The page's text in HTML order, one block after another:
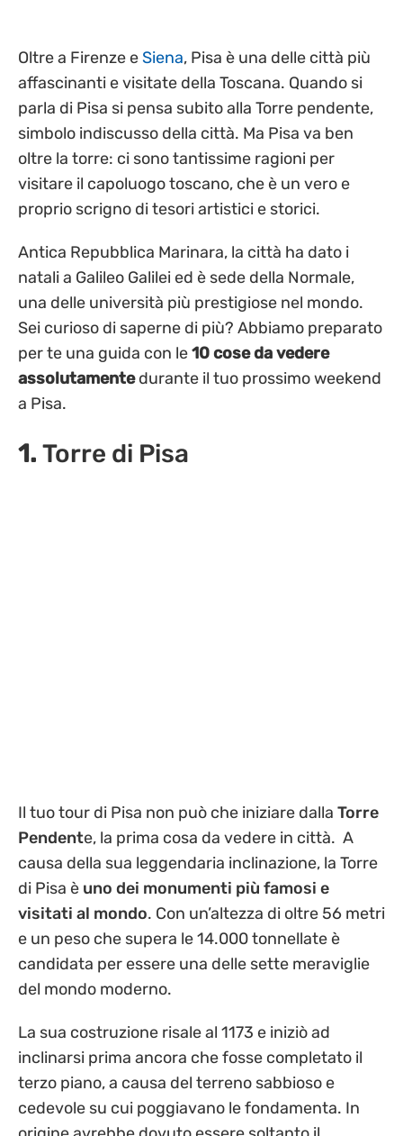
Oltre a Firenze eSiena, Pisa è una delle città più
affascinanti e visitate della Toscana. Quando si
parla di Pisa si pensa subito alla Torre pendente,
simbolo indiscusso della città. Ma Pisa va ben
oltre la torre: ci sono tantissime ragioni per
visitare il capoluogo toscano, che è un vero e
proprio scrigno di tesori artistici e storici.
Antica Repubblica Marinara, la città ha dato i
natali a Galileo Galilei ed è sede della Normale,
una delle università più prestigiose nel mondo.
Sei curioso di saperne di più? Abbiamo preparato
per te una guida con le10 cose da vedere
assolutamentedurante il tuo prossimo weekend
a Pisa.
1. Torre di Pisa
Il tuo tour di Pisa non può che iniziare dalla Torre
Pendente, la prima cosa da vedere in città. A
causa della sua leggendaria inclinazione, la Torre
di Pisa è uno dei monumenti più famosi e
visitati al mondo. Con un’altezza di oltre 56 metri
e un peso che supera le 14.000 tonnellate è
candidata per essere una delle sette meraviglie
del mondo moderno.
La sua costruzione risale al 1173 e iniziò ad
inclinarsi prima ancora che fosse completato il
terzo piano, a causa del terreno sabbioso e
cedevole su cui poggiavano le fondamenta. In